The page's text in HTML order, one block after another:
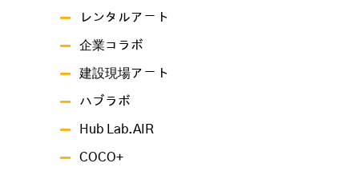
レンタルアート
企業コラボ
建設現場アート
ハブラボ
Hub Lab.AIR
COCO+